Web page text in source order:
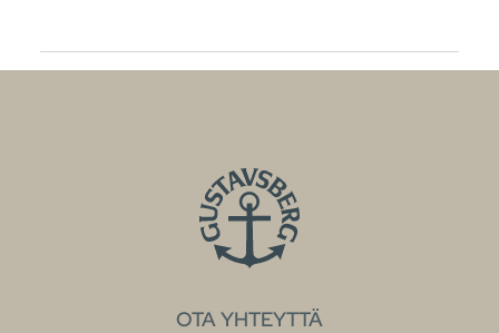
OTA YHTEYTTÄ